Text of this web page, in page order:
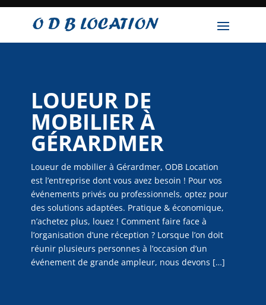
LOUEUR DE
MOBILIER À
GÉRARDMER
Loueur de mobilier à Gérardmer, ODB Location
est l’entreprise dont vous avez besoin ! Pour vos
événements privés ou professionnels, optez pour
des solutions adaptées. Pratique & économique,
n’achetez plus, louez ! Comment faire face à
l’organisation d’une réception ? Lorsque l’on doit
réunir plusieurs personnes à l’occasion d’un
événement de grande ampleur, nous devons […]